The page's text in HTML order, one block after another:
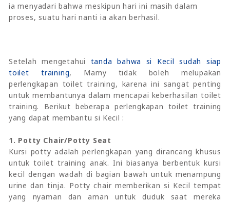
ia menyadari bahwa meskipun hari ini masih dalam
proses, suatu hari nanti ia akan berhasil.
Setelah mengetahui tanda bahwa si Kecil sudah siap
toilet training, Mamy tidak boleh melupakan
perlengkapan toilet training, karena ini sangat penting
untuk membantunya dalam mencapai keberhasilan toilet
training. Berikut beberapa perlengkapan toilet training
yang dapat membantu si Kecil :
1. Potty Chair/Potty Seat
Kursi potty adalah perlengkapan yang dirancang khusus
untuk toilet training anak. Ini biasanya berbentuk kursi
kecil dengan wadah di bagian bawah untuk menampung
urine dan tinja. Potty chair memberikan si Kecil tempat
yang nyaman dan aman untuk duduk saat mereka